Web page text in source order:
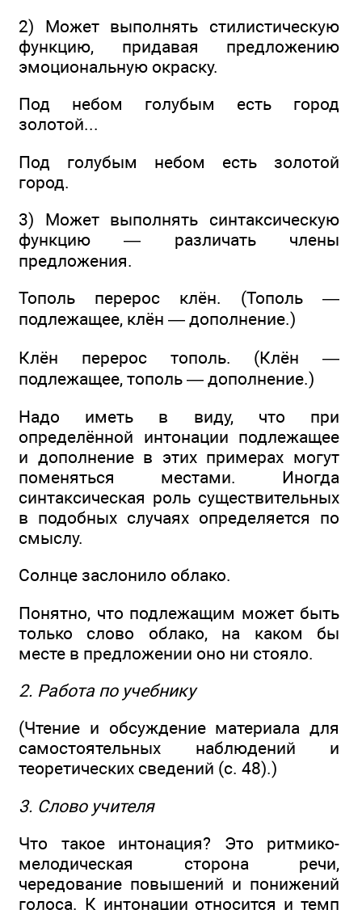
2) Может выполнять стилистическую
функцию, придавая предложению
эмоциональную окраску.
Под небом голубым есть город
золотой...
Под голубым небом есть золотой
город.
3) Может выполнять синтаксическую
функцию — различать члены
предложения.
Тополь перерос клён. (Тополь —
подлежащее, клён — дополнение.)
Клён перерос тополь. (Клён —
подлежащее, тополь — дополнение.)
Надо иметь в виду, что при
определённой интонации подлежащее
и дополнение в этих примерах могут
поменяться местами. Иногда
синтаксическая роль существительных
в подобных случаях определяется по
смыслу.
Солнце заслонило облако.
Понятно, что подлежащим может быть
только слово облако, на каком бы
месте в предложении оно ни стояло.
2. Работа по учебнику
(Чтение и обсуждение материала для
самостоятельных наблюдений и
теоретических сведений (с. 48).)
3. Слово учителя
Что такое интонация? Это ритмико-
мелодическая сторона речи,
чередование повышений и понижений
голоса. К интонации относится и темп